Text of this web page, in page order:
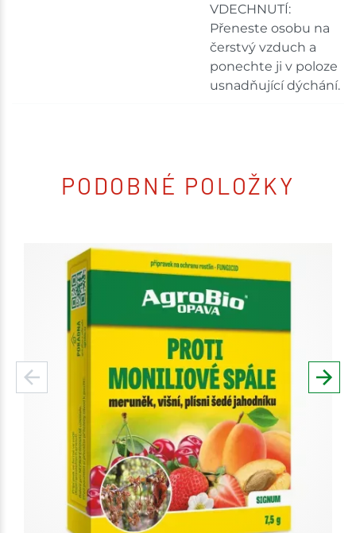
VDECHNUTÍ:
Přeneste osobu na
čerstvý vzduch a
ponechte ji v poloze
usnadňující dýchání.
PODOBNÉ POLOŽKY